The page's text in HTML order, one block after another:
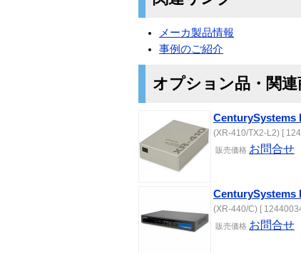
メーカ製品情報
事例のご紹介
オプション品・関連
CenturySystems
(XR-410/TX2-L2) [
販売価格 お問合せ
CenturySystems
(XR-440/C) [
販売価格 お問合せ